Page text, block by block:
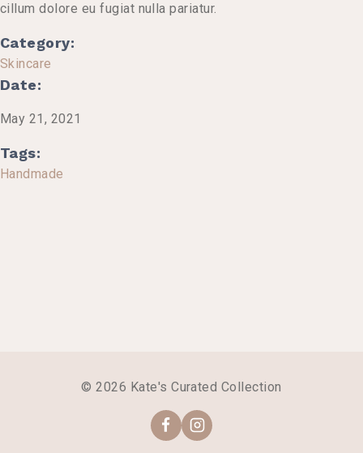
cillum dolore eu fugiat nulla pariatur.
Category:
Skincare
Date:
May 21, 2021
Tags:
Handmade
© 2026 Kate's Curated Collection